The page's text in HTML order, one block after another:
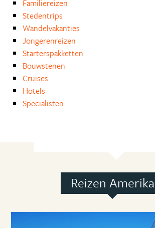
Familiereizen
Stedentrips
Wandelvakanties
Jongerenreizen
Starterspakketten
Bouwstenen
Cruises
Hotels
Specialisten
Reizen Amerika